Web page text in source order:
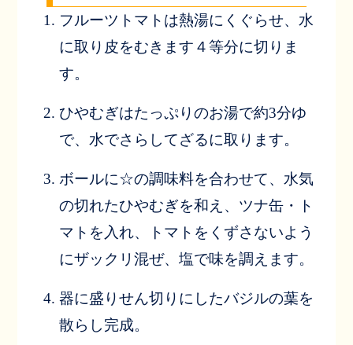
フルーツトマトは熱湯にくぐらせ、水
に取り皮をむきます４等分に切りま
す。
ひやむぎはたっぷりのお湯で約3分ゆ
で、水でさらしてざるに取ります。
ボールに☆の調味料を合わせて、水気
の切れたひやむぎを和え、ツナ缶・ト
マトを入れ、トマトをくずさないよう
にザックリ混ぜ、塩で味を調えます。
器に盛りせん切りにしたバジルの葉を
散らし完成。